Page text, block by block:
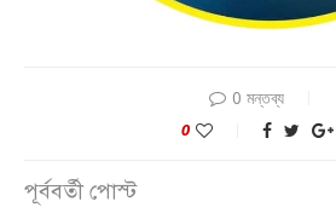
0 মন্তব্য
0
পূর্ববর্তী পোস্ট